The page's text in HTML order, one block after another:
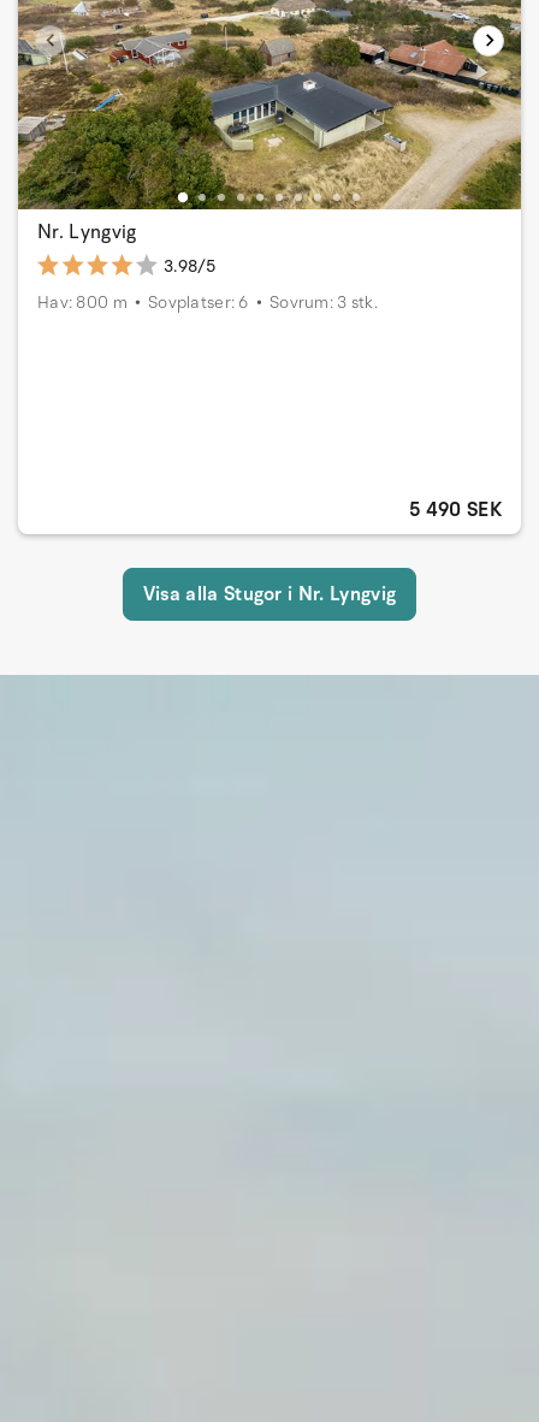
Nr. Lyngvig
3.98/5
Hav: 800 m
Sovplatser: 6 Sovrum: 3 stk.
5 490 SEK
Visa alla Stugor i Nr. Lyngvig